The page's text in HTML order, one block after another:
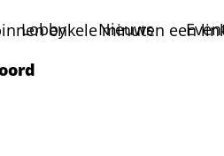
Lobby Nieuws
enkele minuten een